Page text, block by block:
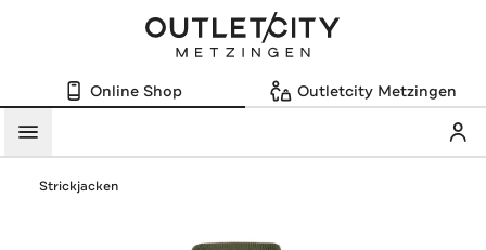
Online Shop Outletcity Metzingen
Menü
Strickjacken